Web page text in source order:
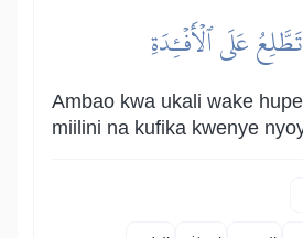
عَلَى ٱلۡأَفۡـِٔدَةِ
Ambao kwa ukali wake
miilini na kufika kwenye